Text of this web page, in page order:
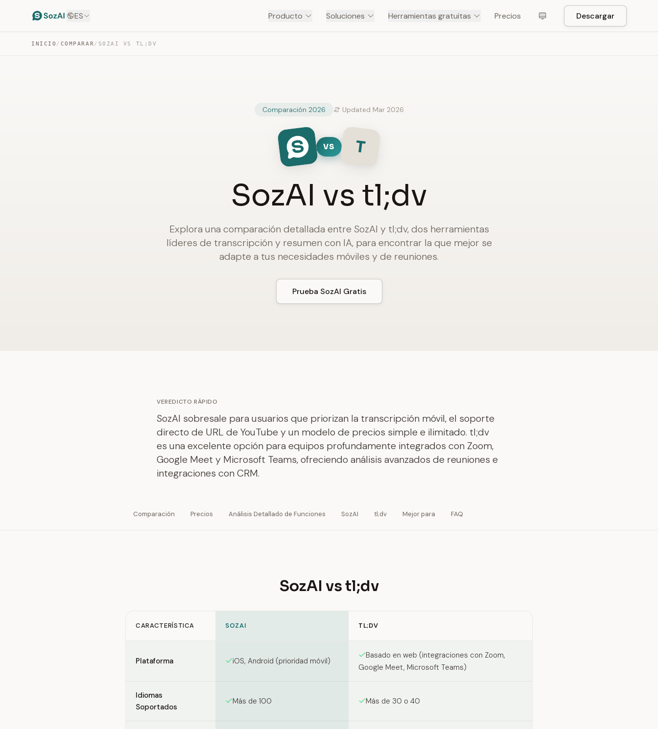
ES Producto Soluciones Herramientas gratuitas Precios Descargar
INICIO / COMPARAR / SOZAI VS TL;DV
Comparación 2026 Updated Mar 2026
VS T
SozAI vs tl;dv
Explora una comparación detallada entre SozAI y tl;dv, dos herramientas
líderes de transcripción y resumen con IA, para encontrar la que mejor se
adapte a tus necesidades móviles y de reuniones.
Prueba SozAI Gratis
VEREDICTO RÁPIDO
SozAI sobresale para usuarios que priorizan la transcripción móvil, el soporte
directo de URL de YouTube y un modelo de precios simple e ilimitado. tl;dv
es una excelente opción para equipos profundamente integrados con Zoom,
Google Meet y Microsoft Teams, ofreciendo análisis avanzados de reuniones e
integraciones con CRM.
Comparación Precios Análisis Detallado de Funciones SozAI tl;dv Mejor para FAQ
SozAI vs tl;dv
CARACTERÍSTICA SOZAI TL;DV
Plataforma iOS, Android (prioridad móvil)
Basado en web (integraciones con Zoom,
Google Meet, Microsoft Teams)
Idiomas
Soportados
Más de 100 Más de 30 o 40